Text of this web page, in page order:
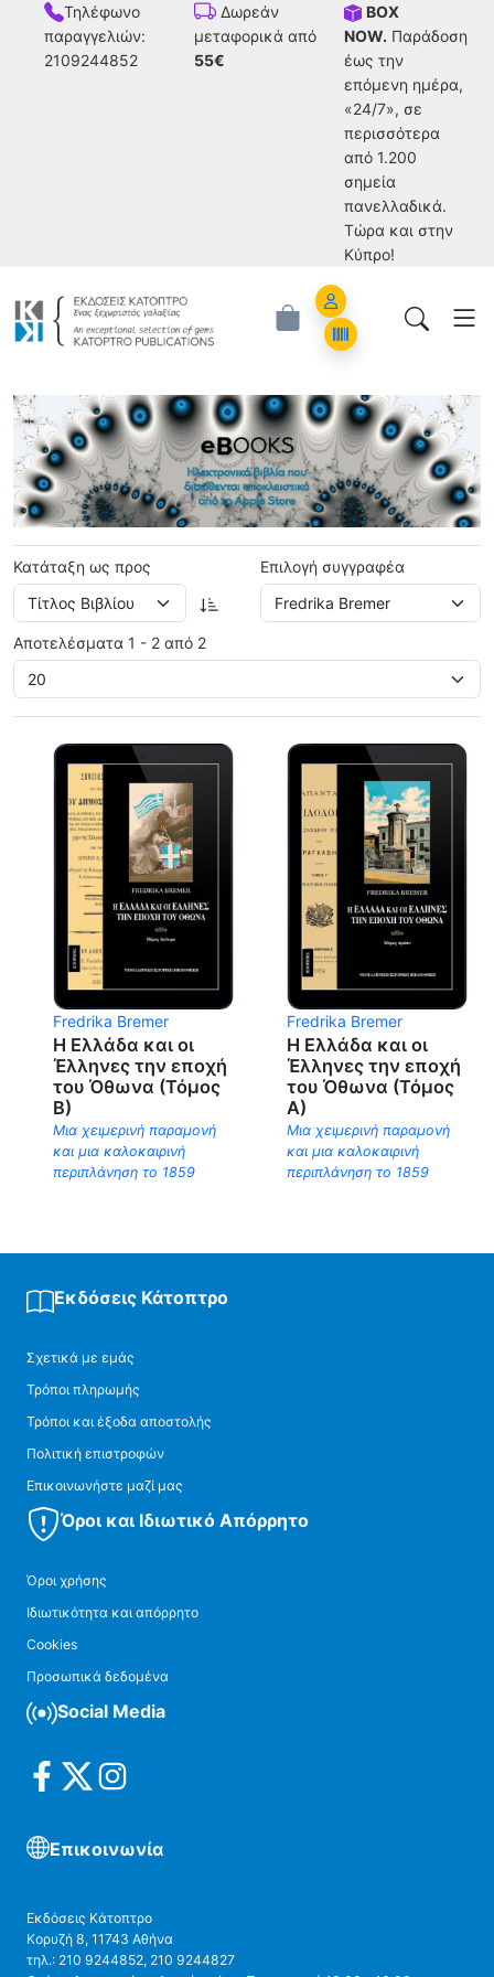
Τηλέφωνο
παραγγελιών:
2109244852
Δωρεάν
μεταφορικά από
55€
BOX
NOW. Παράδοση
έως την
επόμενη ημέρα,
«24/7», σε
περισσότερα
από 1.200
σημεία
πανελλαδικά.
Tώρα και στην
Κύπρο!
Account
Orders
Ηλεκτρονικά Βιβλία
Κατάταξη ως προς Επιλογή συγγραφέα
Αποτελέσματα 1 - 2 από 2
Fredrika Bremer
Η Ελλάδα και οι
Έλληνες την εποχή
του Όθωνα (Τόμος
Β)
Μια χειμερινή παραμονή
και μια καλοκαιρινή
περιπλάνηση το 1859
Fredrika Bremer
Η Ελλάδα και οι
Έλληνες την εποχή
του Όθωνα (Τόμος
Α)
Μια χειμερινή παραμονή
και μια καλοκαιρινή
περιπλάνηση το 1859
Εκδόσεις Κάτοπτρο
Σχετικά με εμάς
Τρόποι πληρωμής
Τρόποι και έξοδα αποστολής
Πολιτική επιστροφών
Επικοινωνήστε μαζί μας
Όροι και Ιδιωτικό Απόρρητο
Όροι χρήσης
Ιδιωτικότητα και απόρρητο
Cookies
Προσωπικά δεδομένα
Social Media
Επικοινωνία
Εκδόσεις Κάτοπτρο
Κορυζή 8, 11743 Αθήνα
τηλ.: 210 9244852, 210 9244827